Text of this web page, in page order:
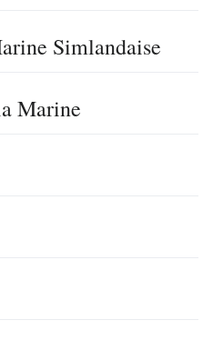
Simlandaise
Marine